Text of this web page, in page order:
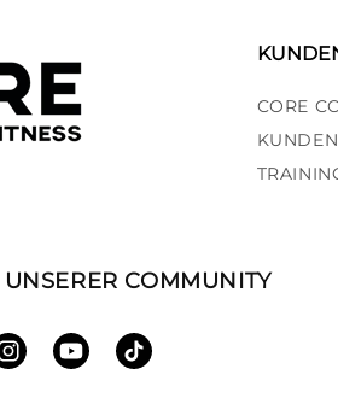
CORE
COMMUNITY
YouTubeTikTok